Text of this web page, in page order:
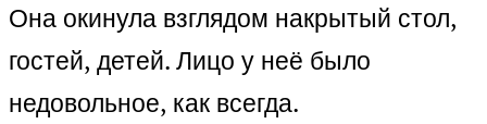
Она окинула взглядом накрытый стол,
гостей, детей. Лицо у неё было
недовольное, как всегда.